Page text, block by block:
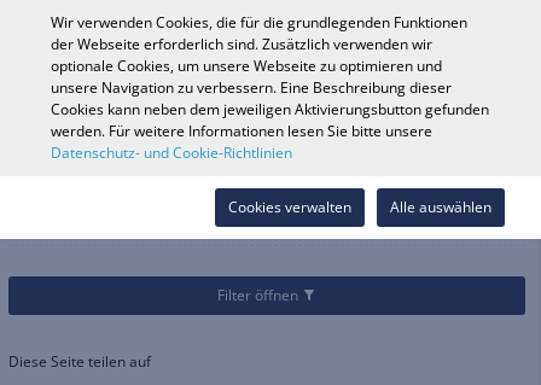
Fahrzeugsuche
Shop durchsuchen
Kategorien Fahrrad
Fahrradhelme
Filter öffnen
Diese Seite teilen auf
Wir verwenden Cookies, die für die grundlegenden Funktionen
der Webseite erforderlich sind. Zusätzlich verwenden wir
optionale Cookies, um unsere Webseite zu optimieren und
unsere Navigation zu verbessern. Eine Beschreibung dieser
Cookies kann neben dem jeweiligen Aktivierungsbutton gefunden
werden. Für weitere Informationen lesen Sie bitte unsere
Datenschutz- und Cookie-Richtlinien
Alle auswählen
Cookies verwalten